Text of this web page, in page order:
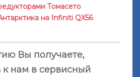
Томасето
на Infiniti QX56
Вы получаете,
нам в сервисный